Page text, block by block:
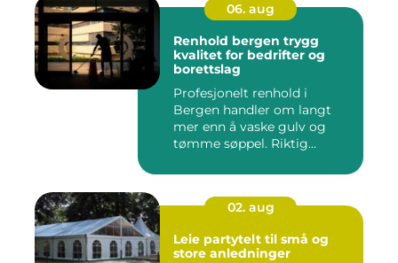
06. aug
Renhold bergen trygg
kvalitet for bedrifter og
borettslag
Profesjonelt renhold i
Bergen handler om langt
mer enn å vaske gulv og
tømme søppel. Riktig
02. aug
Leie partytelt til små og
store anledninger